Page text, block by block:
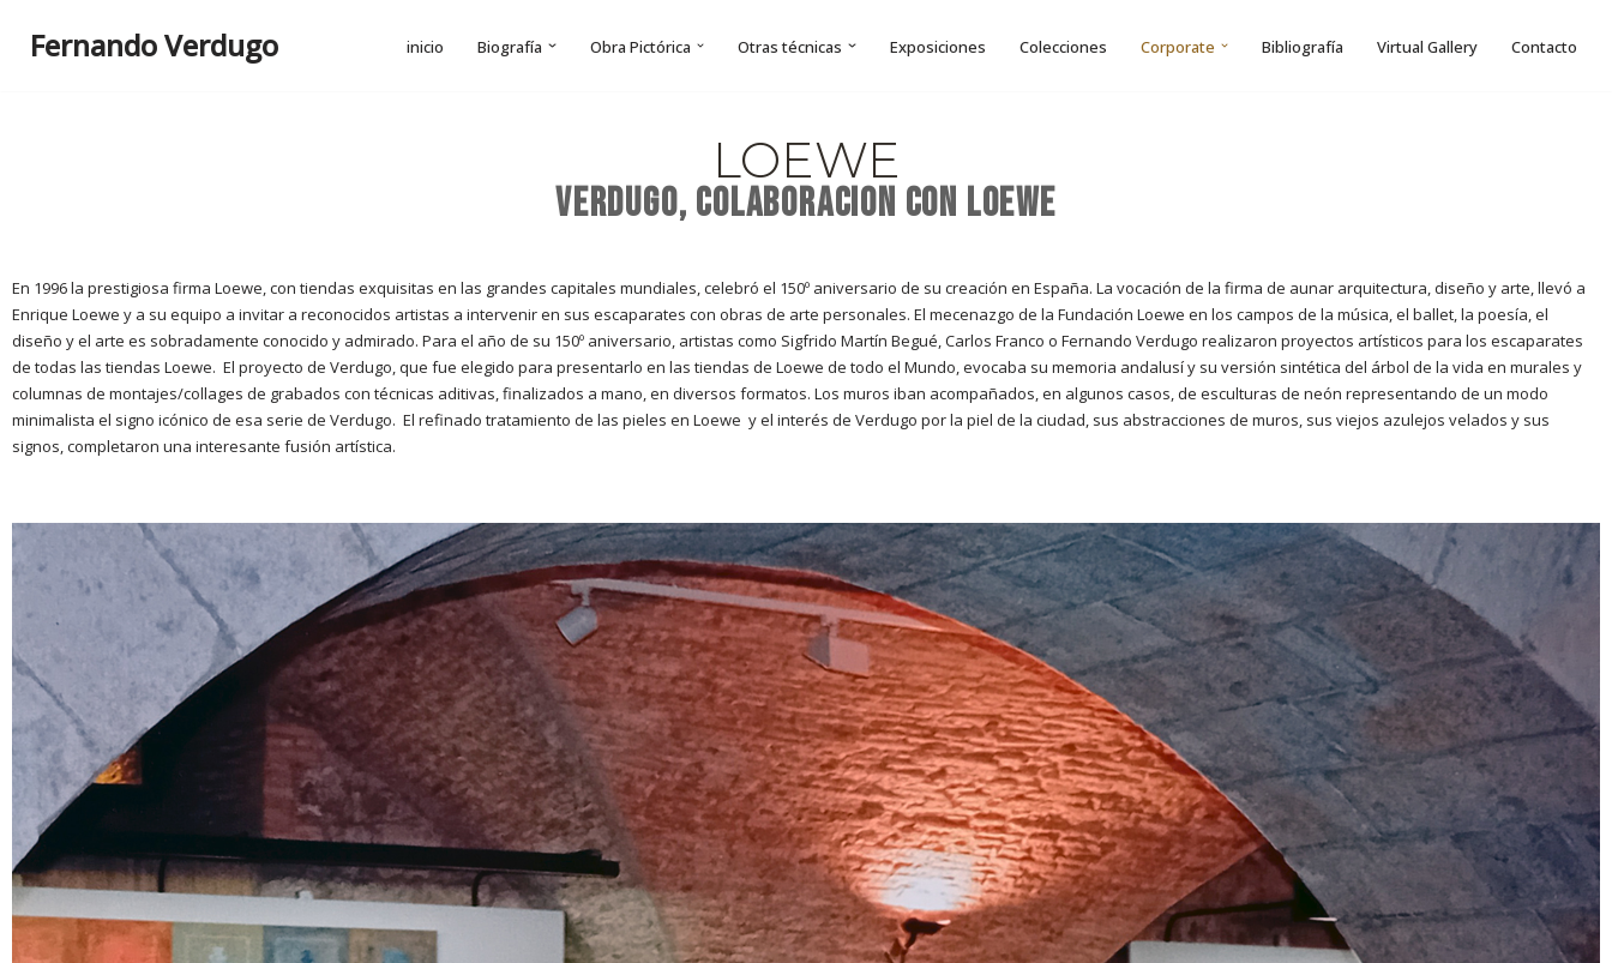
Fernando Verdugo inicio Biografía Obra Pictórica Otras técnicas Exposiciones Colecciones Corporate Bibliografía Virtual Gallery Contacto
LOEWE
VERDUGO, COLABORACION CON LOEWE
En 1996 la prestigiosa firma Loewe, con tiendas exquisitas en las grandes capitales mundiales, celebró el 150º aniversario de su creación en España. La vocación de la firma de aunar arquitectura, diseño y arte, llevó a
Enrique Loewe y a su equipo a invitar a reconocidos artistas a intervenir en sus escaparates con obras de arte personales. El mecenazgo de la Fundación Loewe en los campos de la música, el ballet, la poesía, el
diseño y el arte es sobradamente conocido y admirado. Para el año de su 150º aniversario, artistas como Sigfrido Martín Begué, Carlos Franco o Fernando Verdugo realizaron proyectos artísticos para los escaparates
de todas las tiendas Loewe. El proyecto de Verdugo, que fue elegido para presentarlo en las tiendas de Loewe de todo el Mundo, evocaba su memoria andalusí y su versión sintética del árbol de la vida en murales y
columnas de montajes/collages de grabados con técnicas aditivas, finalizados a mano, en diversos formatos. Los muros iban acompañados, en algunos casos, de esculturas de neón representando de un modo
minimalista el signo icónico de esa serie de Verdugo. El refinado tratamiento de las pieles en Loewe y el interés de Verdugo por la piel de la ciudad, sus abstracciones de muros, sus viejos azulejos velados y sus
signos, completaron una interesante fusión artística.